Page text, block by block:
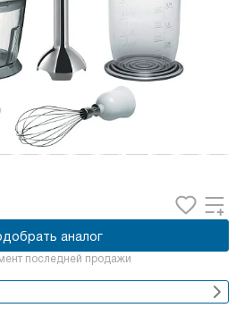
аналог
последней продажи